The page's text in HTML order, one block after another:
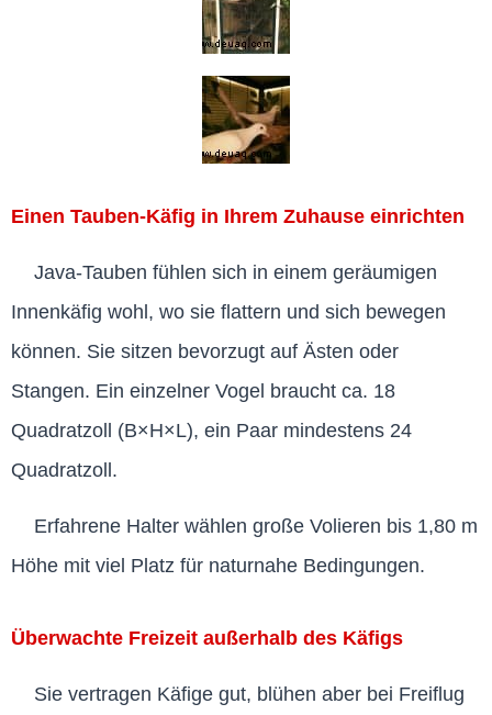
Einen Tauben-Käfig in Ihrem Zuhause einrichten
Java-Tauben fühlen sich in einem geräumigen
Innenkäfig wohl, wo sie flattern und sich bewegen
können. Sie sitzen bevorzugt auf Ästen oder
Stangen. Ein einzelner Vogel braucht ca. 18
Quadratzoll (B×H×L), ein Paar mindestens 24
Quadratzoll.
Erfahrene Halter wählen große Volieren bis 1,80 m
Höhe mit viel Platz für naturnahe Bedingungen.
Überwachte Freizeit außerhalb des Käfigs
Sie vertragen Käfige gut, blühen aber bei Freiflug